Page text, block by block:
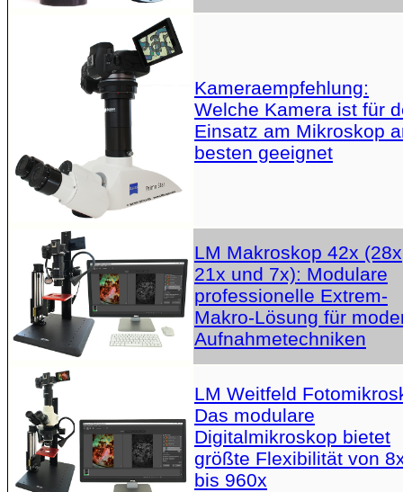
Kameraempfehlung:
Welche Kamera ist für
Einsatz am Mikroskop
besten geeignet
LM Makroskop 42x
21x und 7x): Modulare
professionelle Extrem-
Makro-Lösung für
Aufnahmetechniken
LM Weitfeld
Das modulare
Digitalmikroskop bietet
größte Flexibilität von
bis 960x